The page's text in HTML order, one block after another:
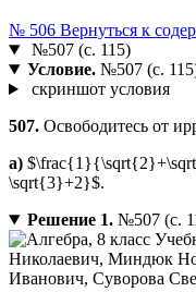
№ 506 Вернуться к
№507 (с. 115)
Условие.№507 (с.
скриншот условия
507. Освободитесь от
а)
\sqrt{3}+2}$.
Решение 1.№507 (с.